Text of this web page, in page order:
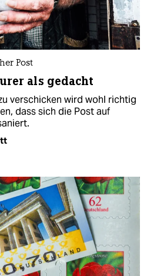
Post
als gedacht
verschicken wird wohl richtig
dass sich die Post auf